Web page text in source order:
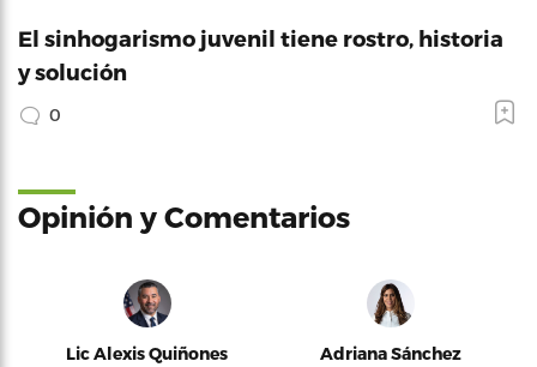
El sinhogarismo juvenil tiene rostro, historia
y solución
0
Opinión y Comentarios
Lic Alexis Quiñones Adriana Sánchez